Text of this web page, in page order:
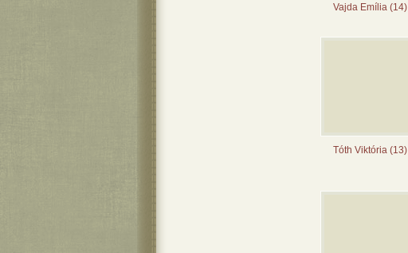
Vajda Emília (14)
Tóth Viktória (13)